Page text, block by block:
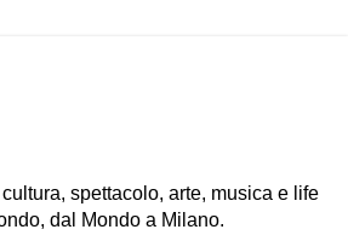
spettacolo, arte, musica e life
dal Mondo a Milano.